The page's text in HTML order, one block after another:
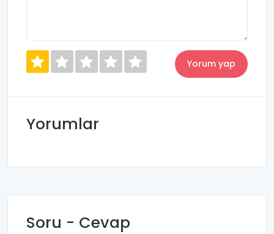
Yorumlar
Soru - Cevap